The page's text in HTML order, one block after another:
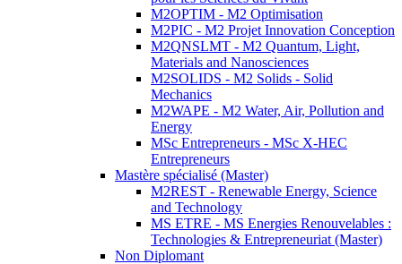
M2OPTIM - M2 Optimisation
M2PIC - M2 Projet Innovation Conception
M2QNSLMT - M2 Quantum, Light,
Materials and Nanosciences
M2SOLIDS - M2 Solids - Solid
Mechanics
M2WAPE - M2 Water, Air, Pollution and
Energy
MSc Entrepreneurs - MSc X-HEC
Entrepreneurs
Mastère spécialisé (Master)
M2REST - Renewable Energy, Science
and Technology
MS ETRE - MS Energies Renouvelables :
Technologies & Entrepreneuriat (Master)
Non Diplomant